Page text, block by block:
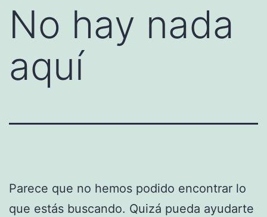
No hay nada
aquí
Parece que no hemos podido encontrar lo
que estás buscando. Quizá pueda ayudarte